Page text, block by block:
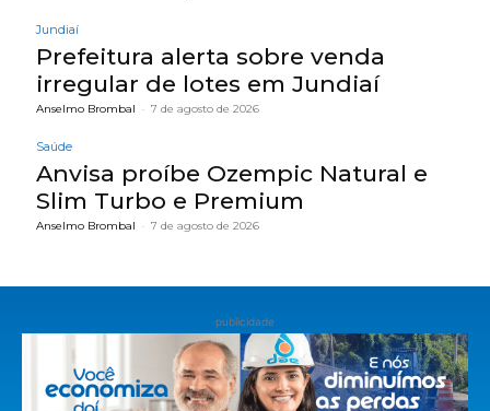
Jundiaí
Prefeitura alerta sobre venda
irregular de lotes em Jundiaí
Anselmo Brombal - 7 de agosto de 2026
Saúde
Anvisa proíbe Ozempic Natural e
Slim Turbo e Premium
Anselmo Brombal - 7 de agosto de 2026
publicidade